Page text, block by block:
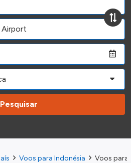
Pesquisar
Voos para Indonésia Voos para